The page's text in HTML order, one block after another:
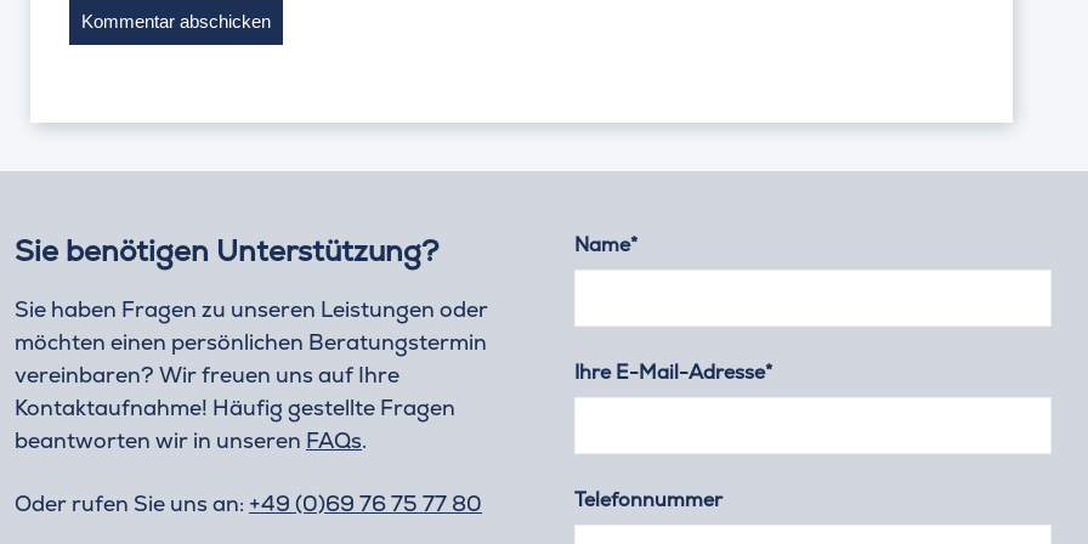
Sie benötigen Unterstützung?
Sie haben Fragen zu unseren Leistungen oder
möchten einen persönlichen Beratungstermin
vereinbaren? Wir freuen uns auf Ihre
Kontaktaufnahme! Häufig gestellte Fragen
beantworten wir in unseren FAQs.
Oder rufen Sie uns an: +49 (0)69 76 75 77 80
Name*
Ihre E-Mail-Adresse*
Telefonnummer